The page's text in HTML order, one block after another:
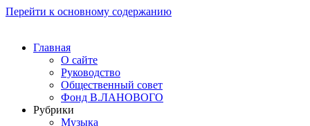
Перейти к основному содержанию
Главная
О сайте
Руководство
Общественный совет
Фонд В.ЛАНОВОГО
Рубрики
Музыка